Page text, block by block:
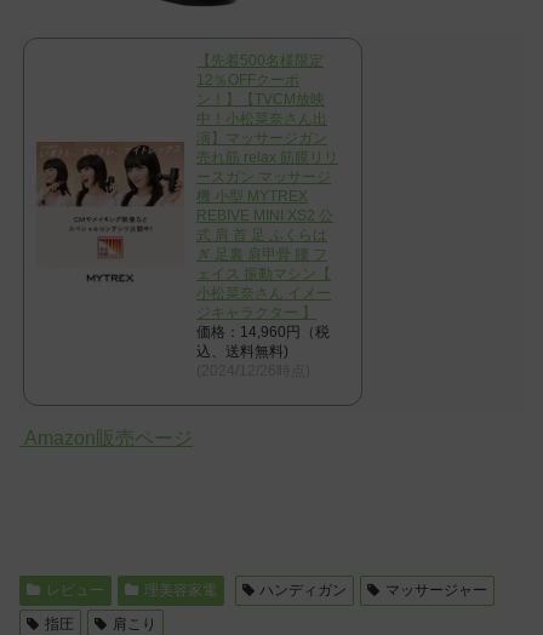
【先着500名様限定
12％OFFクーポ
ン！】【TVCM放映
中！小松菜奈さん出
演】マッサージガン
売れ筋 relax 筋膜リリ
ースガン マッサージ
機 小型 MYTREX
REBIVE MINI XS2 公
式 肩 首 足 ふくらは
ぎ 足裏 肩甲骨 腰 フ
ェイス 振動マシン【
小松菜奈さん イメー
ジキャラクター 】
価格：14,960円（税
込、送料無料)
Amazon販売ページ
レビュー 理美容家電 ハンディガン
マッサージャー
指圧
肩こり